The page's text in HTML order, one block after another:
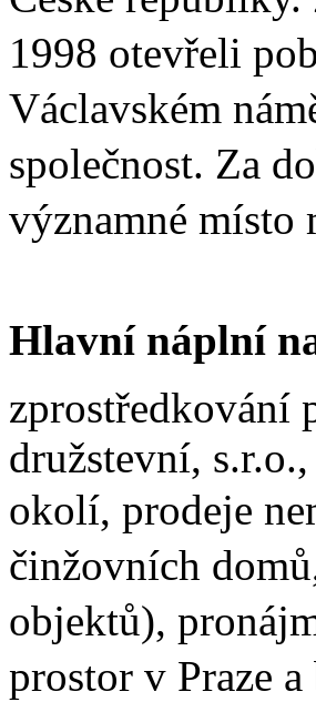
1998 otevřeli
Václavském
společnost. Za
významné místo
Hlavní náplní
zprostředkování
družstevní,
okolí, prodeje
činžovních
objektů),
prostor v Praze